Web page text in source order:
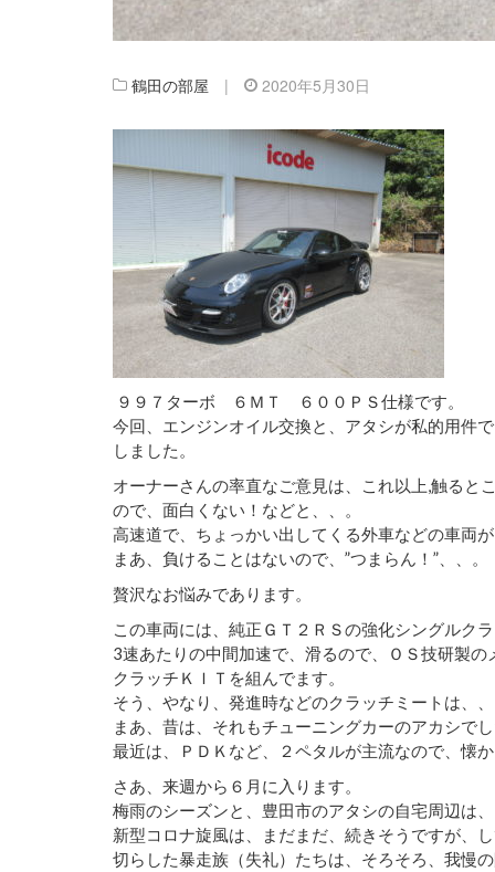
鶴田の部屋 | 2020年5月30日
９９７ターボ ６ＭＴ ６００ＰＳ仕様です。
今回、エンジンオイル交換と、アタシが私的用件
しました。
オーナーさんの率直なご意見は、これ以上,触ると
ので、面白くない！などと、、。
高速道で、ちょっかい出してくる外車などの車両
まあ、負けることはないので、”つまらん！”、、。
贅沢なお悩みであります。
この車両には、純正ＧＴ２ＲＳの強化シングルク
3速あたりの中間加速で、滑るので、ＯＳ技研製の
クラッチＫＩＴを組んでます。
そう、やなり、発進時などのクラッチミートは、
まあ、昔は、それもチューニングカーのアカシで
最近は、ＰＤＫなど、２ペタルが主流なので、懐
さあ、来週から６月に入ります。
梅雨のシーズンと、豊田市のアタシの自宅周辺は
新型コロナ旋風は、まだまだ、続きそうですが、
切らした暴走族（失礼）たちは、そろそろ、我慢